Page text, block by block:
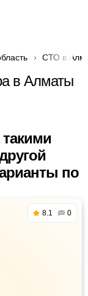
СТО в
в Алматы
по
8.1 0